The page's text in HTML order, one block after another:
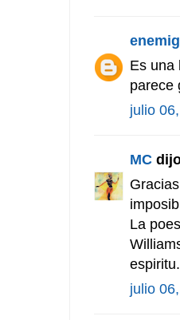
Es una
parece
julio
MC
La
julio